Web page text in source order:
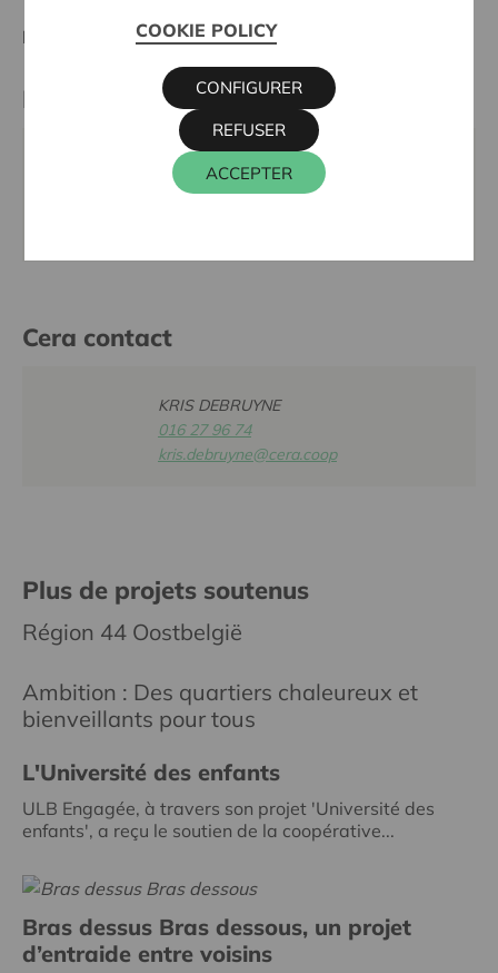
Décision: Approuvé
Partenaire
Spieletreff Sankt Vith, Erlenweg, Alfersteg 6, 4780
Cera contact
KRIS DEBRUYNE
016 27 96 74
kris.debruyne@cera.coop
Plus de projets soutenus
Région 44 Oostbelgië
Ambition : Des quartiers chaleureux et
bienveillants pour tous
L'Université des enfants
ULB Engagée, à travers son projet 'Université des
enfants', a reçu le soutien de la coopérative...
Bras dessus Bras dessous, un projet
d’entraide entre voisins
COOKIE POLICY
ACCEPTER
REFUSER
CONFIGURER